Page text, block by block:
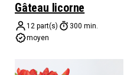
Gâteau licorne
12 part(s)
300 min.
moyen